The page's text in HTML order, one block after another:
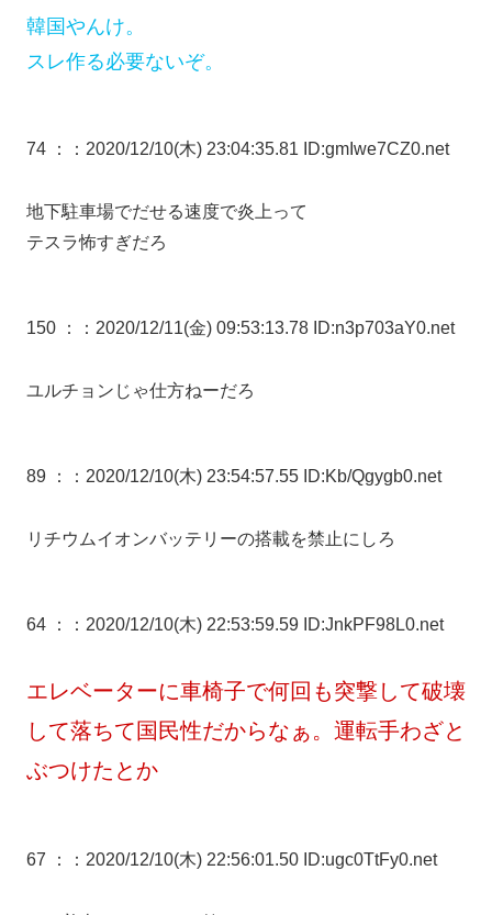
韓国やんけ。
スレ作る必要ないぞ。
74 ： ：2020/12/10(木) 23:04:35.81 ID:gmIwe7CZ0.net
地下駐車場でだせる速度で炎上って
テスラ怖すぎだろ
150 ： ：2020/12/11(金) 09:53:13.78 ID:n3p703aY0.net
ユルチョンじゃ仕方ねーだろ
89 ： ：2020/12/10(木) 23:54:57.55 ID:Kb/Qgygb0.net
リチウムイオンバッテリーの搭載を禁止にしろ
64 ： ：2020/12/10(木) 22:53:59.59 ID:JnkPF98L0.net
エレベーターに車椅子で何回も突撃して破壊
して落ちて国民性だからなぁ。運転手わざと
ぶつけたとか
67 ： ：2020/12/10(木) 22:56:01.50 ID:ugc0TtFy0.net